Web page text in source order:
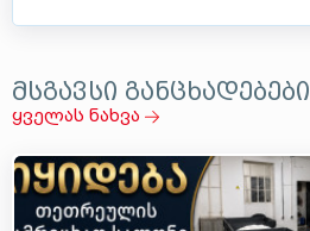
მსგავსი განცხადებები
ყველას ნახვა